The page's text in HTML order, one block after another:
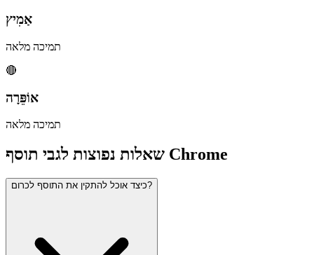
אַמִיץ
תמיכה מלאה
🔴
אוֹפֵּרָה
תמיכה מלאה
שאלות נפוצות לגבי תוסף Chrome
כיצד אוכל להתקין את התוסף לכרום?